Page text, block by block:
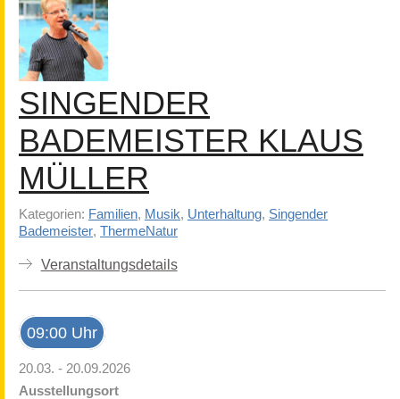
SINGENDER
BADEMEISTER KLAUS
MÜLLER
Kategorien: Familien, Musik, Unterhaltung, Singender
Bademeister, ThermeNatur
Veranstaltungsdetails
09:00 Uhr
20.03. - 20.09.2026
Ausstellungsort